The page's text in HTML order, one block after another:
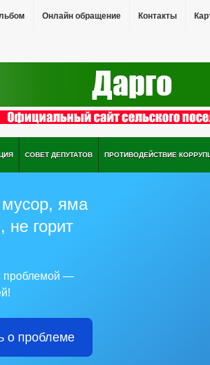
Онлайн обращение Контакты
СОВЕТ ДЕПУТАТОВ ПРОТИВОДЕЙСТВИЕ
яма
не горит
проблемой —
о проблеме